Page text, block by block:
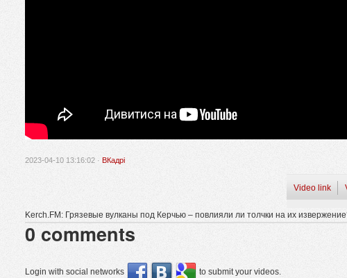
2023-04-10 13:16:02 · ВКадрі
Video link
Kerch.FM: Грязевые вулканы под Керчью – повлияли ли толчки на их
0 comments
Login with social networks to submit your videos.